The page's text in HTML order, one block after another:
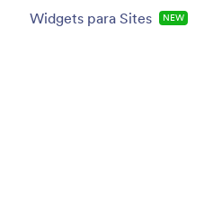
Widgets para Sites NEW